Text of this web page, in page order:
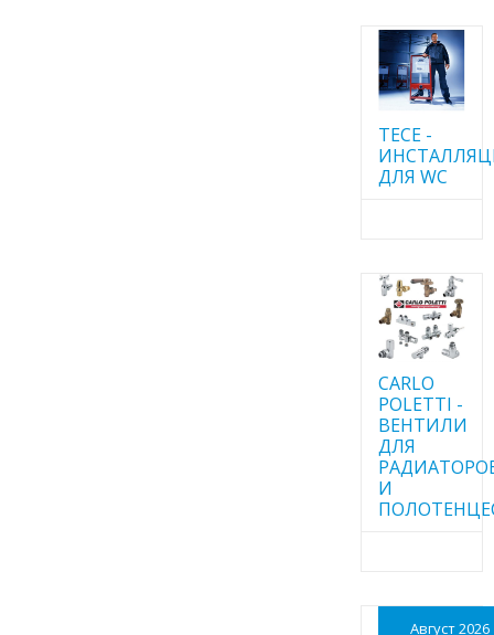
TECE -
ДЛЯ WC
CARLO
POLETTI -
ВЕНТИЛИ
ДЛЯ
И
Август 2026